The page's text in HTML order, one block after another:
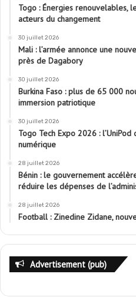
Togo : Énergies renouvelables,
acteurs du changement
30 juillet 2026
Mali : l’armée annonce une
près de Dagabory
30 juillet 2026
Burkina Faso : plus de 65 000
immersion patriotique
30 juillet 2026
Togo Tech Expo 2026 :
numérique
28 juillet 2026
Bénin : le gouvernement
réduire les dépenses de
28 juillet 2026
Football : Zinedine Zidane,
Advertisement (pub)